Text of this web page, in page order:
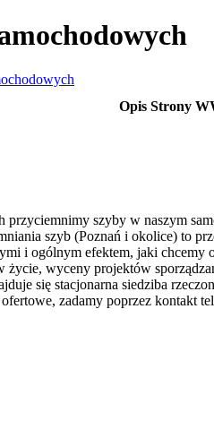
Opis Strony
szyby w naszym
szyb (Poznań i okolice) to
i ogólnym efektem, jaki chcemy
wyceny projektów
się stacjonarna siedziba
zadamy poprzez kontakt